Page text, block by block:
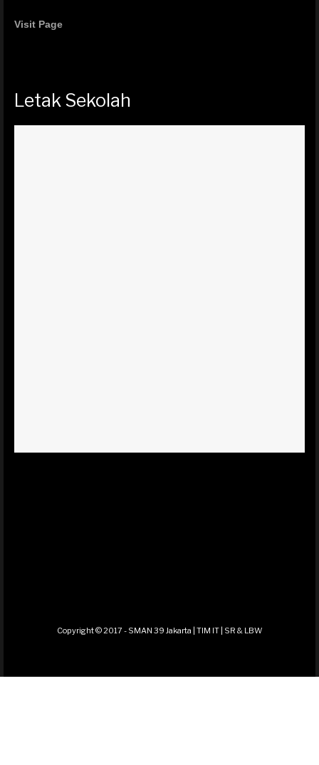
Visit Page
Letak Sekolah
Copyright © 2017 - SMAN 39 Jakarta | TIM IT | SR & LBW